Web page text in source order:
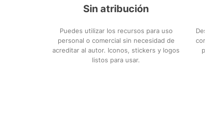
Sin atribución
Puedes utilizar los recursos para uso
personal o comercial sin necesidad de
acreditar al autor. Iconos, stickers y logos
listos para usar.